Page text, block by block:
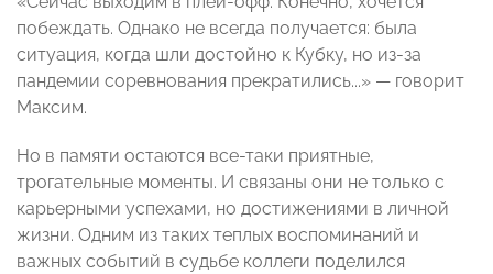
побеждать. Однако не всегда получается: была
ситуация, когда шли достойно к Кубку, но из-за
пандемии соревнования прекратились...» — говорит
Максим.
Но в памяти остаются все-таки приятные,
трогательные моменты. И связаны они не только с
карьерными успехами, но достижениями в личной
жизни. Одним из таких теплых воспоминаний и
важных событий в судьбе коллеги поделился